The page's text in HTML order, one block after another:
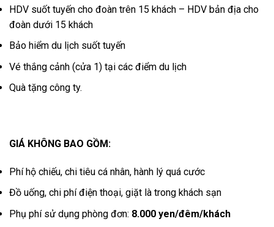
HDV suốt tuyến cho đoàn trên 15 khách – HDV bản địa cho
đoàn dưới 15 khách
Bảo hiểm du lịch suốt tuyến
Vé thắng cảnh (cửa 1) tại các điểm du lịch
Quà tặng công ty.
GIÁ KHÔNG BAO GỒM:
Phí hộ chiếu, chi tiêu cá nhân, hành lý quá cước
Đồ uống, chi phí điện thoại, giặt là trong khách sạn
Phụ phí sử dụng phòng đơn: 8.000 yen/đêm/khách